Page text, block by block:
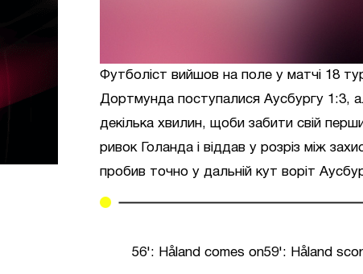
Футболіст вийшов на поле у матчі 18
Дортмунда поступалися Аусбургу 1:3,
декілька хвилин, щоби забити свій
ривок Голанда і віддав у розріз між
пробив точно у дальній кут воріт
56': Håland comes on59': Håland